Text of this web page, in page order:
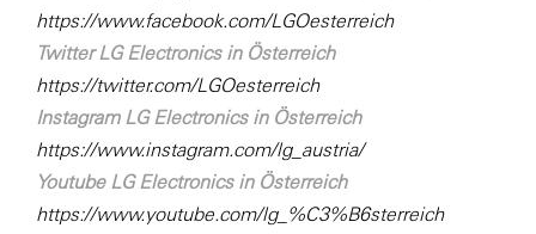
https://www.facebook.com/LGOesterreich
Twitter LG Electronics in Österreich
https://twitter.com/LGOesterreich
Instagram LG Electronics in Österreich
https://www.instagram.com/lg_austria/
Youtube LG Electronics in Österreich
https://www.youtube.com/lg_%C3%B6sterreich